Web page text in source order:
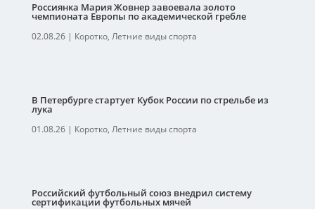
Россиянка Мария Жовнер завоевала золото
чемпионата Европы по академической гребле
02.08.26| Коротко, Летние виды спорта
В Петербурге стартует Кубок России по стрельбе из
лука
01.08.26| Коротко, Летние виды спорта
Российский футбольный союз внедрил систему
сертификации футбольных мячей